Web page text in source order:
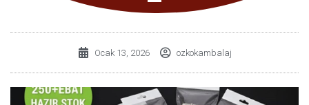
Ocak 13, 2026 ozkokambalaj